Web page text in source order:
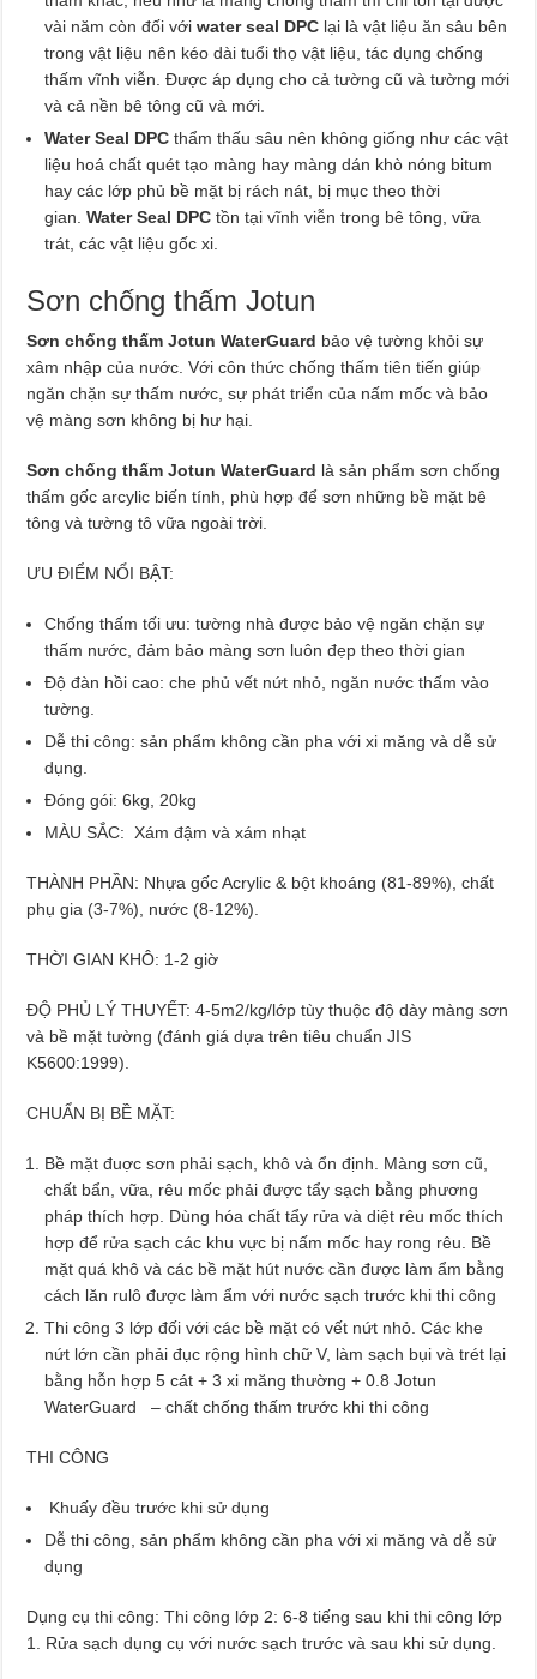
vài năm còn đối vớiwater seal DPC lại là vật liệu ăn sâu bên
trong vật liệu nên kéo dài tuổi thọ vật liệu, tác dụng chống
thấm vĩnh viễn. Được áp dụng cho cả tường cũ và tường mới
và cả nền bê tông cũ và mới.
Water Seal DPCthẩm thấu sâu nên không giống như các vật
liệu hoá chất quét tạo màng hay màng dán khò nóng bitum
hay các lớp phủ bề mặt bị rách nát, bị mục theo thời
gian.Water Seal DPC tồn tại vĩnh viễn trong bê tông, vữa
trát, các vật liệu gốc xi.
Sơn chống thấm Jotun
Sơn chống thấm Jotun WaterGuard bảo vệ tường khỏi sự
xâm nhập của nước. Với côn thức chống thấm tiên tiến giúp
ngăn chặn sự thấm nước, sự phát triển của nấm mốc và bảo
vệ màng sơn không bị hư hại.
Sơn chống thấm Jotun WaterGuard là sản phẩm sơn chống
thấm gốc arcylic biến tính, phù hợp để sơn những bề mặt bê
tông và tường tô vữa ngoài trời.
ƯU ĐIỂM NỔI BẬT:
Chống thấm tối ưu: tường nhà được bảo vệ ngăn chặn sự
thấm nước, đảm bảo màng sơn luôn đẹp theo thời gian
Độ đàn hồi cao: che phủ vết nứt nhỏ, ngăn nước thấm vào
tường.
Dễ thi công: sản phẩm không cần pha với xi măng và dễ sử
dụng.
Đóng gói: 6kg, 20kg
MÀU SẮC: Xám đậm và xám nhạt
THÀNH PHẦN: Nhựa gốc Acrylic & bột khoáng (81-89%), chất
phụ gia (3-7%), nước (8-12%).
THỜI GIAN KHÔ: 1-2 giờ
ĐỘ PHỦ LÝ THUYẾT: 4-5m2/kg/lớp tùy thuộc độ dày màng sơn
và bề mặt tường (đánh giá dựa trên tiêu chuẩn JIS
K5600:1999).
CHUẨN BỊ BỀ MẶT:
Bề mặt đuợc sơn phải sạch, khô và ổn định. Màng sơn cũ,
chất bẩn, vữa, rêu mốc phải được tẩy sạch bằng phương
pháp thích hợp. Dùng hóa chất tẩy rửa và diệt rêu mốc thích
hợp để rửa sạch các khu vực bị nấm mốc hay rong rêu. Bề
mặt quá khô và các bề mặt hút nước cần được làm ẩm bằng
cách lăn rulô được làm ẩm với nước sạch trước khi thi công
Thi công 3 lớp đối với các bề mặt có vết nứt nhỏ. Các khe
nứt lớn cần phải đục rộng hình chữ V, làm sạch bụi và trét lại
bằng hỗn hợp 5 cát + 3 xi măng thường + 0.8 Jotun
WaterGuard – chất chống thấm trước khi thi công
THI CÔNG
Khuấy đều trước khi sử dụng
Dễ thi công, sản phẩm không cần pha với xi măng và dễ sử
dụng
Dụng cụ thi công: Thi công lớp 2: 6-8 tiếng sau khi thi công lớp
1. Rửa sạch dụng cụ với nước sạch trước và sau khi sử dụng.